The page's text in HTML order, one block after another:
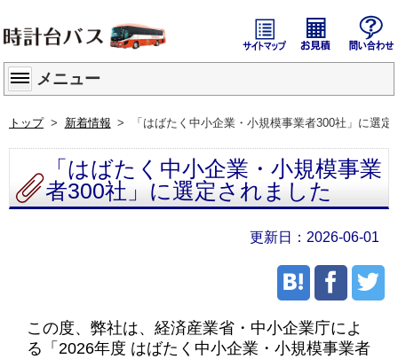
貸切バス
サイトマップ
メニュー
トップ 新着情報 「はばたく中小企業・小規模事業者300社」に選定
「はばたく中小企業・小規模事業
者300社」に選定されました
2026-06-01
この度、弊社は、経済産業省・中小企業庁によ
る「2026年度 はばたく中小企業・小規模事業者